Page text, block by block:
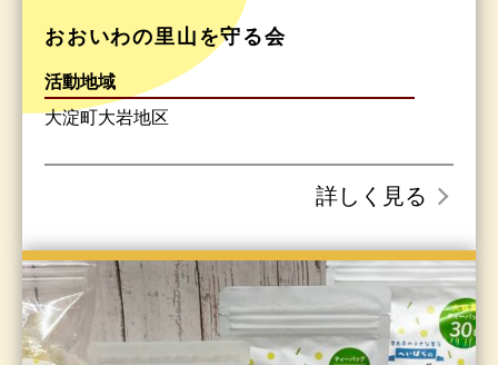
おおいわの里山を守る会
活動地域
大淀町大岩地区
詳しく見る